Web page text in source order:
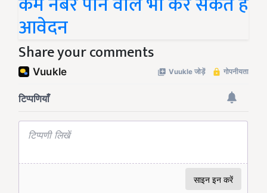
आवेदन
Share your comments